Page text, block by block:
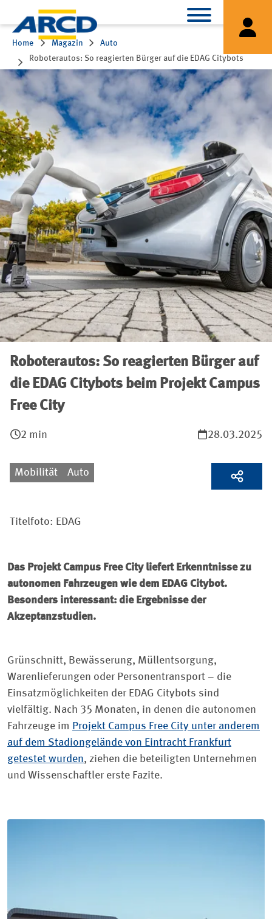
Home Magazin
Auto
Roboterautos: So reagierten Bürger auf die EDAG Citybots
beim Projekt Campus Free City
Roboterautos: So reagierten Bürger auf
die EDAG Citybots beim Projekt Campus
Free City
2 min 28.03.2025
Mobilität Auto
Titelfoto: EDAG
Das Projekt Campus Free City liefert Erkenntnisse zu
autonomen Fahrzeugen wie dem EDAG Citybot.
Besonders interessant: die Ergebnisse der
Akzeptanzstudien.
Grünschnitt, Bewässerung, Müllentsorgung,
Warenlieferungen oder Personentransport – die
Einsatzmöglichkeiten der EDAG Citybots sind
vielfältig. Nach 35 Monaten, in denen die autonomen
Fahrzeuge im Projekt Campus Free City unter anderem
auf dem Stadiongelände von Eintracht Frankfurt
getestet wurden, ziehen die beteiligten Unternehmen
und Wissenschaftler erste Fazite.